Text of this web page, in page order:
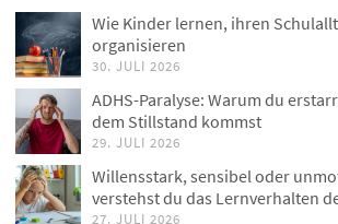
Wie Kinder lernen, ihren
organisieren
30. JULI 2026
ADHS-Paralyse: Warum du
dem Stillstand kommst
29. JULI 2026
Willensstark, sensibel oder
verstehst du das Lernverhalten
27. JULI 2026